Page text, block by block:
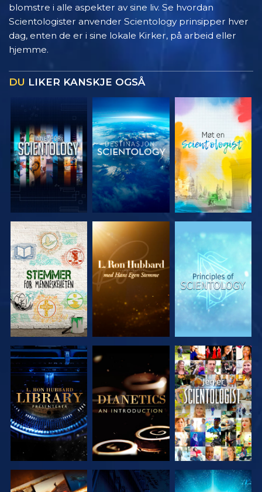
blomstre i alle aspekter av sine liv. Se hvordan
Scientologister anvender Scientology prinsipper hver
dag, enten de er i sine lokale Kirker, på arbeid eller
hjemme.
DU LIKER KANSKJE OGSÅ
UTFORSK
SERIEN
UTFORSK
SERIEN
UTFORSK
SERIEN
UTFORSK
SERIEN
UTFORSK
SERIEN
SE